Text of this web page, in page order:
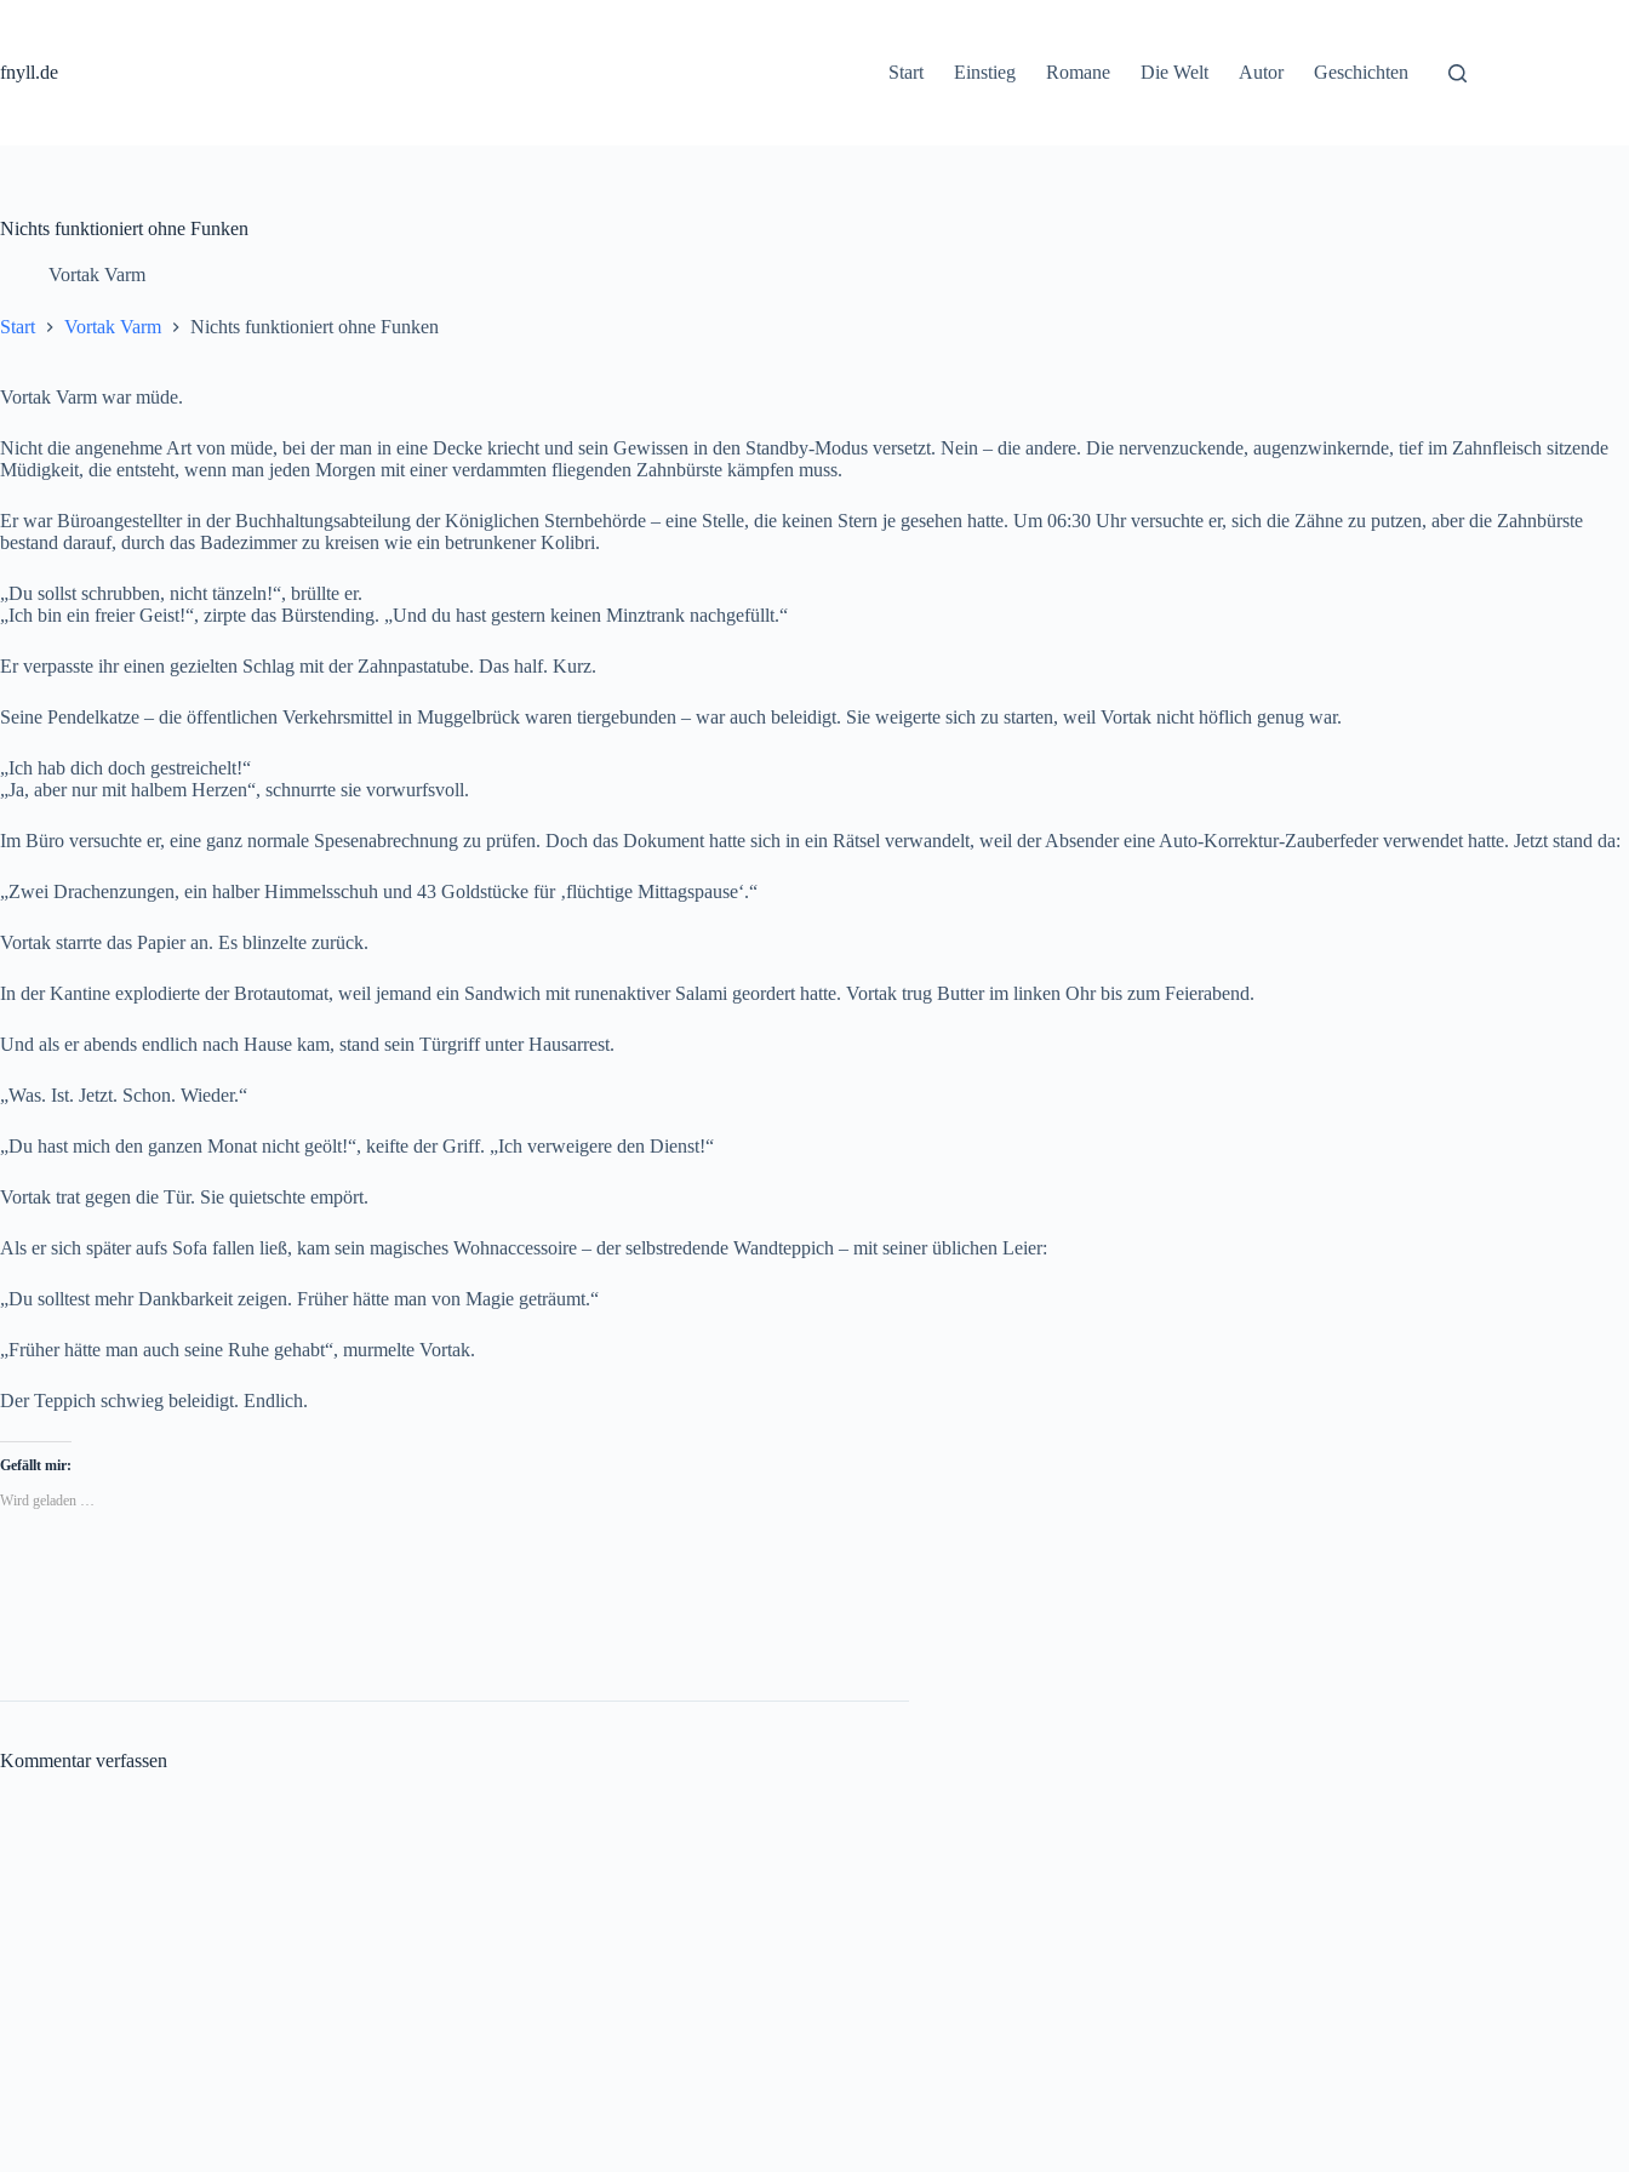
fnyll.de
Start Einstieg Romane Die Welt Autor Geschichten
Nichts funktioniert ohne Funken
Vortak Varm
Start Vortak Varm Nichts funktioniert ohne Funken
Vortak Varm war müde.
Nicht die angenehme Art von müde, bei der man in eine Decke kriecht und sein Gewissen in den Standby-Modus versetzt. Nein – die andere. Die nervenzuckende, augenzwinkernde, tief im Zahnfleisch sitzende
Müdigkeit, die entsteht, wenn man jeden Morgen mit einer verdammten fliegenden Zahnbürste kämpfen muss.
Er war Büroangestellter in der Buchhaltungsabteilung der Königlichen Sternbehörde – eine Stelle, die keinen Stern je gesehen hatte. Um 06:30 Uhr versuchte er, sich die Zähne zu putzen, aber die Zahnbürste
bestand darauf, durch das Badezimmer zu kreisen wie ein betrunkener Kolibri.
„Du sollst schrubben, nicht tänzeln!“, brüllte er.
„Ich bin ein freier Geist!“, zirpte das Bürstending. „Und du hast gestern keinen Minztrank nachgefüllt.“
Er verpasste ihr einen gezielten Schlag mit der Zahnpastatube. Das half. Kurz.
Seine Pendelkatze – die öffentlichen Verkehrsmittel in Muggelbrück waren tiergebunden – war auch beleidigt. Sie weigerte sich zu starten, weil Vortak nicht höflich genug war.
„Ich hab dich doch gestreichelt!“
„Ja, aber nur mit halbem Herzen“, schnurrte sie vorwurfsvoll.
Im Büro versuchte er, eine ganz normale Spesenabrechnung zu prüfen. Doch das Dokument hatte sich in ein Rätsel verwandelt, weil der Absender eine Auto-Korrektur-Zauberfeder verwendet hatte. Jetzt stand da:
„Zwei Drachenzungen, ein halber Himmelsschuh und 43 Goldstücke für ‚flüchtige Mittagspause‘.“
Vortak starrte das Papier an. Es blinzelte zurück.
In der Kantine explodierte der Brotautomat, weil jemand ein Sandwich mit runenaktiver Salami geordert hatte. Vortak trug Butter im linken Ohr bis zum Feierabend.
Und als er abends endlich nach Hause kam, stand sein Türgriff unter Hausarrest.
„Was. Ist. Jetzt. Schon. Wieder.“
„Du hast mich den ganzen Monat nicht geölt!“, keifte der Griff. „Ich verweigere den Dienst!“
Vortak trat gegen die Tür. Sie quietschte empört.
Als er sich später aufs Sofa fallen ließ, kam sein magisches Wohnaccessoire – der selbstredende Wandteppich – mit seiner üblichen Leier:
„Du solltest mehr Dankbarkeit zeigen. Früher hätte man von Magie geträumt.“
„Früher hätte man auch seine Ruhe gehabt“, murmelte Vortak.
Der Teppich schwieg beleidigt. Endlich.
Gefällt mir:
Wird geladen …
Kommentar verfassen